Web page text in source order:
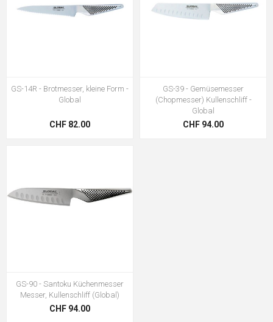
GS-14R - Brotmesser, kleine Form -
Global
CHF 82.00
GS-39 - Gemüsemesser
(Chopmesser) Kullenschliff -
Global
CHF 94.00
GS-90 - Santoku Küchenmesser
Messer, Kullenschliff (Global)
CHF 94.00